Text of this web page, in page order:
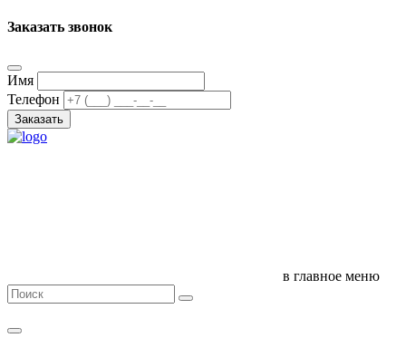
Заказать звонок
Имя
Телефон
Заказать
в главное меню